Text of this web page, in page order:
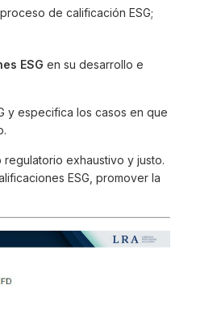
de calificación ESG;
ESG en su desarrollo e
y especifica los casos en que
exhaustivo y justo.
ESG, promover la